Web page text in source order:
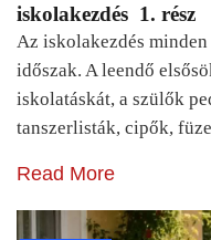
iskolakezdés 1. rész
Az iskolakezdés
időszak. A leendő
iskolatáskát, a szülők
tanszerlisták, cipők,
Read More